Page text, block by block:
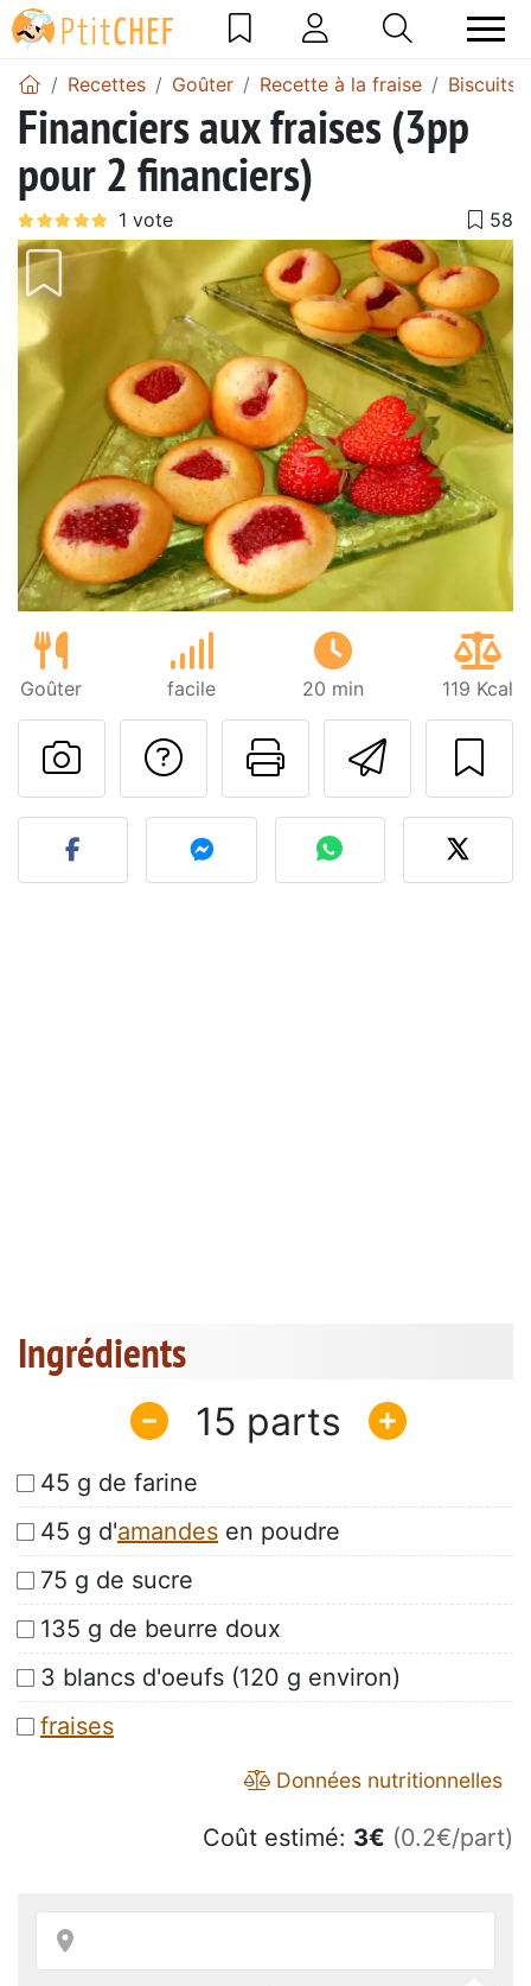
Recettes Goûter Recette à la fraise Biscuits
Financiers aux fraises (3pp
pour 2 financiers)
Goûter facile 20 min 119 Kcal
Imprimer
Poser une
Publier votre photo de
Ingrédients
15
45 g de farine
45 g d'amandes en poudre
75 g de sucre
135 g de beurre doux
3 blancs d'oeufs (120 g environ)
fraises
Données nutritionnelles
Coût estimé: 3€ (0.2€/part)